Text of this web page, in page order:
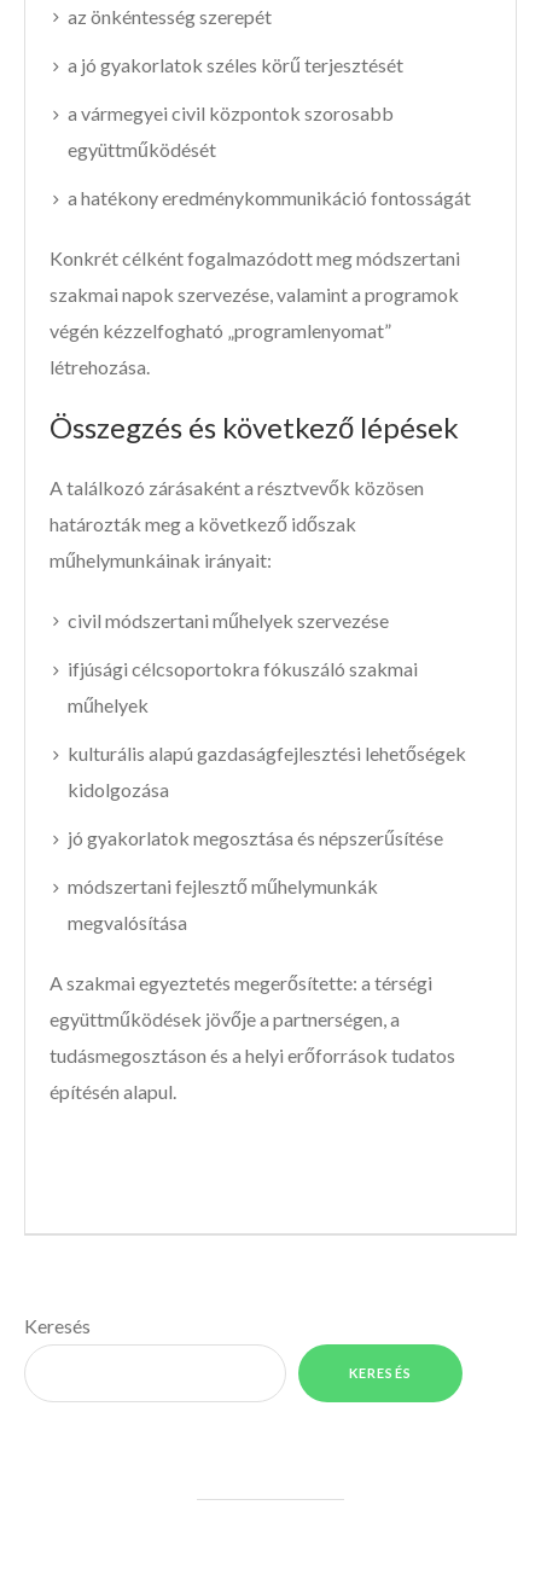
az önkéntesség szerepét
a jó gyakorlatok széles körű terjesztését
a vármegyei civil központok szorosabb
együttműködését
a hatékony eredménykommunikáció fontosságát
Konkrét célként fogalmazódott meg módszertani
szakmai napok szervezése, valamint a programok
végén kézzelfogható „programlenyomat”
létrehozása.
Összegzés és következő lépések
A találkozó zárásaként a résztvevők közösen
határozták meg a következő időszak
műhelymunkáinak irányait:
civil módszertani műhelyek szervezése
ifjúsági célcsoportokra fókuszáló szakmai
műhelyek
kulturális alapú gazdaságfejlesztési lehetőségek
kidolgozása
jó gyakorlatok megosztása és népszerűsítése
módszertani fejlesztő műhelymunkák
megvalósítása
A szakmai egyeztetés megerősítette: a térségi
együttműködések jövője a partnerségen, a
tudásmegosztáson és a helyi erőforrások tudatos
építésén alapul.
Keresés
KERESÉS